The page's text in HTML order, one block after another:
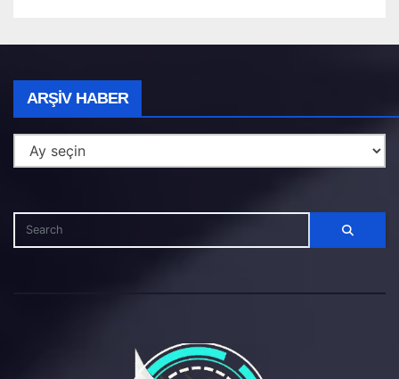
ARŞIV HABER
Haber